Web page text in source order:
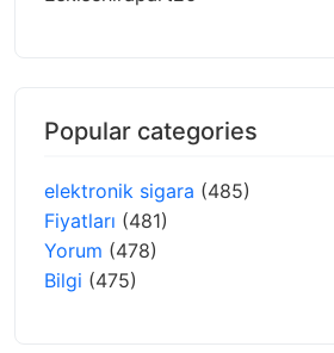
Popular categories
elektronik sigara (485)
Fiyatları (481)
Yorum (478)
Bilgi (475)